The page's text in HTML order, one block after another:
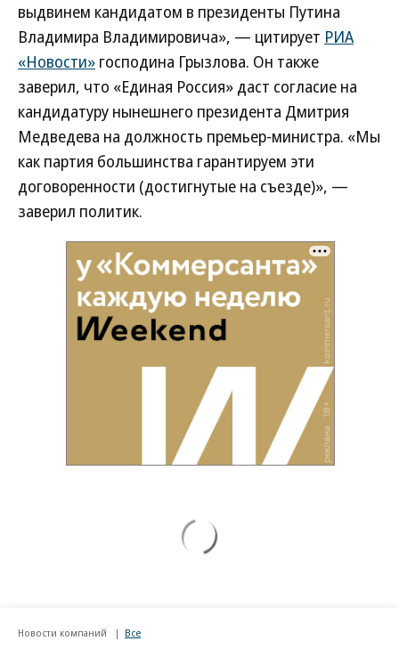
выдвинем кандидатом в президенты Путина
Владимира Владимировича», — цитирует РИА
«Новости» господина Грызлова. Он также
заверил, что «Единая Россия» даст согласие на
кандидатуру нынешнего президента Дмитрия
Медведева на должность премьер-министра. «Мы
как партия большинства гарантируем эти
договоренности (достигнутые на съезде)», —
заверил политик.
Новости компаний Все